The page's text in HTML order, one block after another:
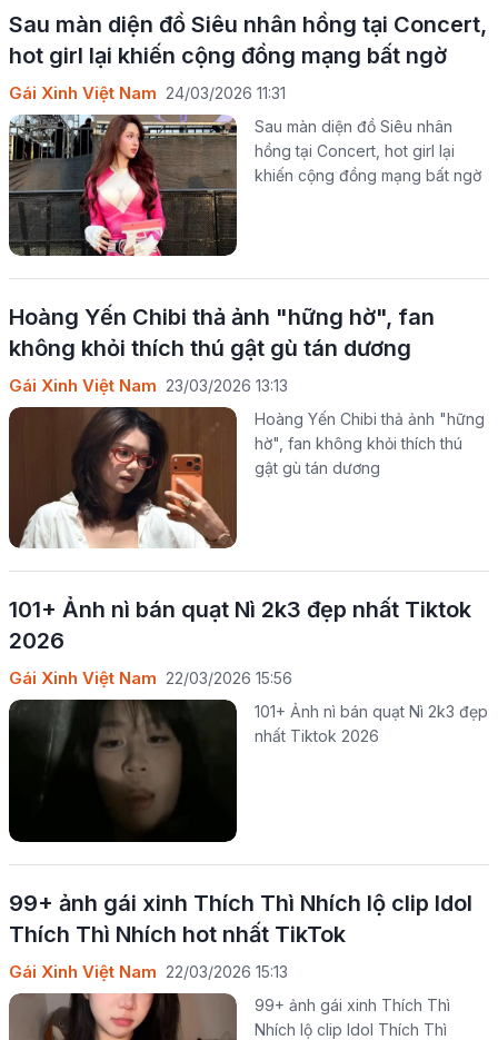
Sau màn diện đồ Siêu nhân hồng tại Concert,
hot girl lại khiến cộng đồng mạng bất ngờ
Gái Xinh Việt Nam 24/03/2026 11:31
Sau màn diện đồ Siêu nhân
hồng tại Concert, hot girl lại
khiến cộng đồng mạng bất ngờ
Hoàng Yến Chibi thả ảnh "hững hờ", fan
không khỏi thích thú gật gù tán dương
Gái Xinh Việt Nam 23/03/2026 13:13
Hoàng Yến Chibi thả ảnh "hững
hờ", fan không khỏi thích thú
gật gù tán dương
101+ Ảnh nì bán quạt Nì 2k3 đẹp nhất Tiktok
2026
Gái Xinh Việt Nam 22/03/2026 15:56
101+ Ảnh nì bán quạt Nì 2k3 đẹp
nhất Tiktok 2026
99+ ảnh gái xinh Thích Thì Nhích lộ clip Idol
Thích Thì Nhích hot nhất TikTok
Gái Xinh Việt Nam 22/03/2026 15:13
99+ ảnh gái xinh Thích Thì
Nhích lộ clip Idol Thích Thì